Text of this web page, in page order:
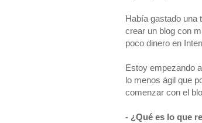
Había gastado una
crear un blog con
poco dinero en
Estoy empezando
lo menos ágil que
comenzar con el
- ¿Qué es lo que